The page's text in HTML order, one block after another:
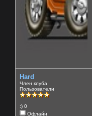
Hard
Член клуба
Пользователи
:) 0
Офлайн